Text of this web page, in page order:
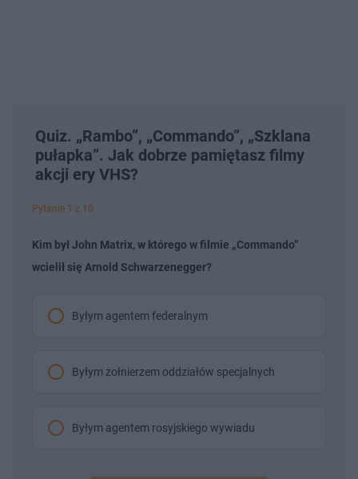
Quiz. „Rambo”, „Commando”, „Szklana
pułapka”. Jak dobrze pamiętasz filmy
akcji ery VHS?
Pytanie 1 z 10
Kim był John Matrix, w którego w filmie „Commando”
wcielił się Arnold Schwarzenegger?
Byłym agentem federalnym
Byłym żołnierzem oddziałów specjalnych
Byłym agentem rosyjskiego wywiadu